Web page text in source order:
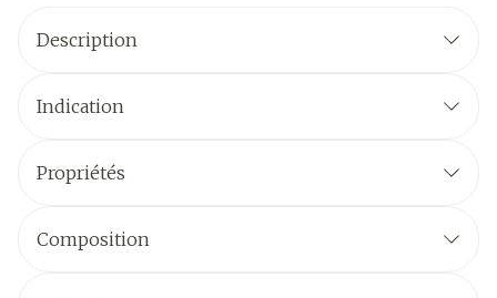
Description
Indication
Propriétés
Composition